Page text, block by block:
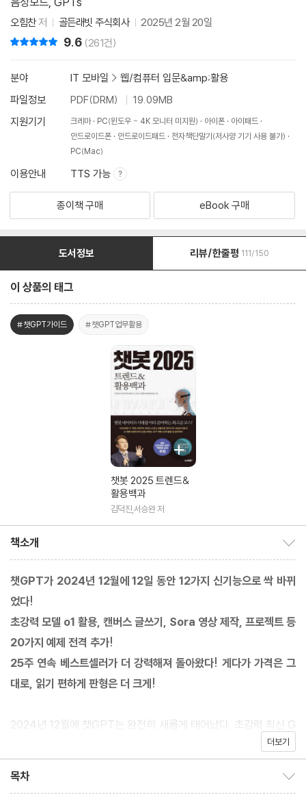
오힘찬저 골든래빗 주식회사 2025년 2월 20일
9.6 (261건)
분야 IT 모바일 > 웹/컴퓨터 입문&amp;활용
파일정보
PDF(DRM)
19.09MB
지원기기
크레마 PC(윈도우 - 4K 모니터 미지원) 아이폰
아이패드
안드로이드폰
안드로이드패드
전자책단말기(저사양 기기 사용 불가)
PC(Mac)
이용안내 TTS 가능
종이책 구매 eBook 구매
도서정보 리뷰/한줄평 111/150
이 상품의 태그
#챗GPT가이드 #챗GPT업무활용
챗봇 2025 트렌드&
활용백과
김덕진,서승완 저
책소개
챗GPT가 2024년 12월에 12일 동안 12가지 신기능으로 싹 바뀌
었다!
초강력 모델 o1 활용, 캔버스 글쓰기, Sora 영상 제작, 프로젝트 등
20가지 예제 전격 추가!
25주 연속 베스트셀러가 더 강력해져 돌아왔다! 게다가 가격은 그
대로, 읽기 편하게 판형은 더 크게!
2024년 12월에 챗GPT는 완전히 새롭게 태어났다. 초강력 최신 G
PT인 o1 정식 버전을 출시하고, 무제한 사용 정책을 내놓았다. 이
커질 것이다. 한편 글로 영상을 손쉽게 만드는 Sora를 전격 탑재해
더보기
목차